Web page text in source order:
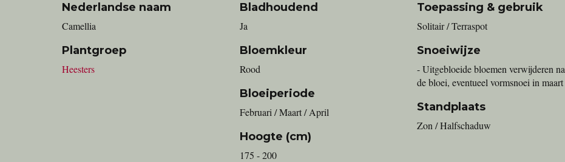
Nederlandse naam
Camellia
Plantgroep
Heesters
Bladhoudend
Ja
Bloemkleur
Rood
Bloeiperiode
Februari / Maart / April
Hoogte (cm)
175 - 200
Toepassing & gebruik
Solitair / Terraspot
Snoeiwijze
- Uitgebloeide bloemen verwijderen na
de bloei, eventueel vormsnoei in maart
Standplaats
Zon / Halfschaduw